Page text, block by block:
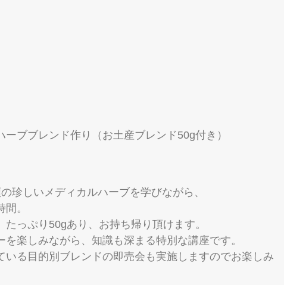
ブブレンド作り（お土産ブレンド50g付き）
珍しいメディカルハーブを学びながら、
。
っぷり50gあり、お持ち帰り頂けます。
楽しみながら、知識も深まる特別な講座です。
いる目的別ブレンドの即売会も実施しますのでお楽しみ